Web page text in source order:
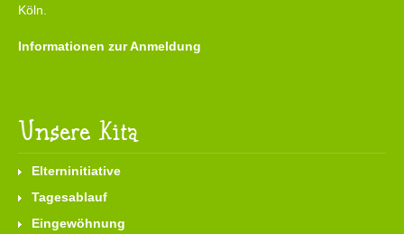
Köln.
Informationen zur Anmeldung
Unsere Kita
Elterninitiative
Tagesablauf
Eingewöhnung